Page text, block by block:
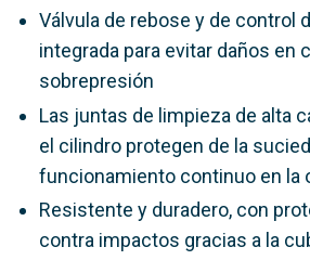
Válvula de rebose y de control
integrada para evitar daños en
sobrepresión
Las juntas de limpieza de alta
el cilindro protegen de la
funcionamiento continuo en la
Resistente y duradero, con
contra impactos gracias a la